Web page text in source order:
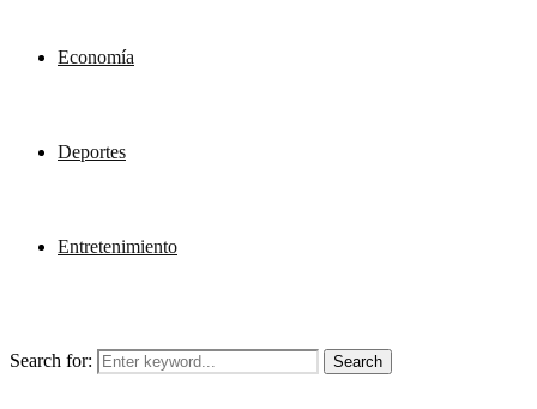
Economía
Deportes
Entretenimiento
Search for: Search